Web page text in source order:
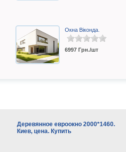
Окна Віконда.
6997 Грн./шт
Деревянное евроокно 2000*1460.
Киев, цена. Купить